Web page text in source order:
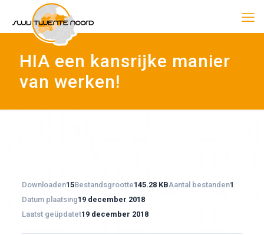
HIA een kansrijke manier
van werken!
Downloaden15Bestandsgrootte145.28 KBAantal bestanden1
Datum plaatsing19 december 2018
Laatst geüpdatet19 december 2018